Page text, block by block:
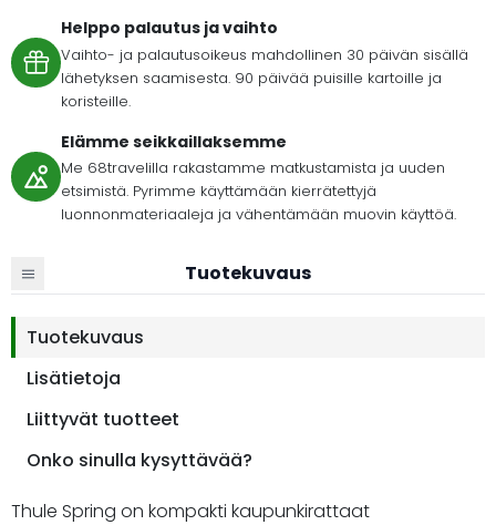
Helppo palautus ja vaihto
Vaihto- ja palautusoikeus mahdollinen 30 päivän sisällä
lähetyksen saamisesta. 90 päivää puisille kartoille ja
koristeille.
Elämme seikkaillaksemme
Me 68travelilla rakastamme matkustamista ja uuden
etsimistä. Pyrimme käyttämään kierrätettyjä
luonnonmateriaaleja ja vähentämään muovin käyttöä.
Tuotekuvaus
Tuotekuvaus
Lisätietoja
Liittyvät tuotteet
Onko sinulla kysyttävää?
Thule Spring on kompakti kaupunkirattaat